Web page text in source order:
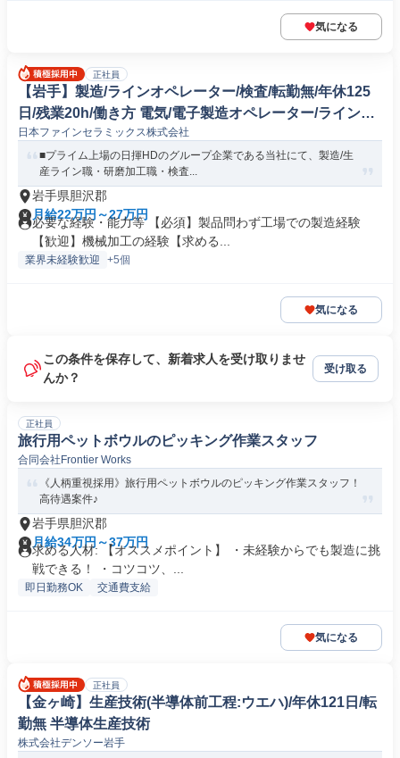
気になる
正社員
【岩手】製造/ラインオペレーター/検査/転勤無/年休125
日/残業20h/働き方 電気/電子製造オペレーター/ラインマ
ネージャー
日本ファインセラミックス株式会社
■プライム上場の日揮HDのグループ企業である当社にて、製造/生
産ライン職・研磨加工職・検査...
岩手県胆沢郡
月給22万円～27万円
必要な経験・能力等 【必須】製品問わず工場での製造経験
【歓迎】機械加工の経験【求める...
業界未経験歓迎 +5個
気になる
この条件を保存して、新着求人を受け取りませ
んか？
受け取る
正社員
旅行用ペットボウルのピッキング作業スタッフ
合同会社Frontier Works
《人柄重視採用》旅行用ペットボウルのピッキング作業スタッフ！
高待遇案件♪
岩手県胆沢郡
月給34万円～37万円
求める人材: 【オススメポイント】 ・未経験からでも製造に挑
戦できる！ ・コツコツ、...
即日勤務OK 交通費支給
気になる
正社員
【金ヶ崎】生産技術(半導体前工程:ウエハ)/年休121日/転
勤無 半導体生産技術
株式会社デンソー岩手